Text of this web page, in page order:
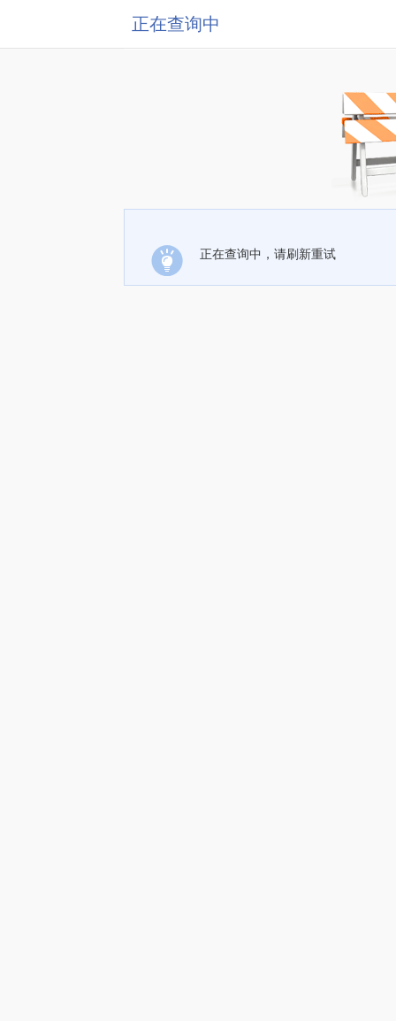
正在查询中
正在查询中，请刷新重试